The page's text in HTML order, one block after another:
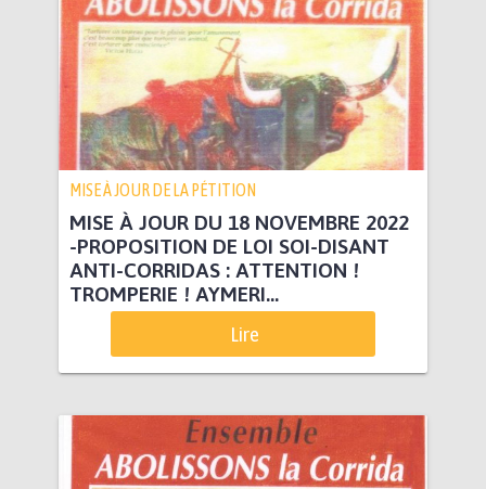
MISE À JOUR DE LA PÉTITION
MISE À JOUR DU 18 NOVEMBRE 2022
-PROPOSITION DE LOI SOI-DISANT
ANTI-CORRIDAS : ATTENTION !
TROMPERIE ! AYMERI...
Lire